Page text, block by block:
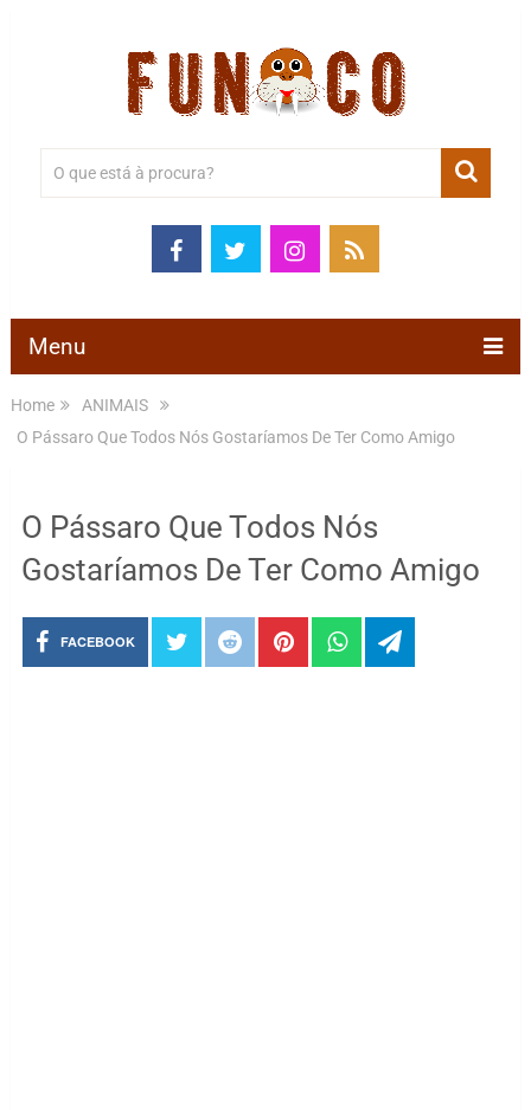
Menu
Home
ANIMAIS
O Pássaro Que Todos Nós Gostaríamos De Ter Como Amigo
O Pássaro Que Todos Nós
Gostaríamos De Ter Como Amigo
FACEBOOK